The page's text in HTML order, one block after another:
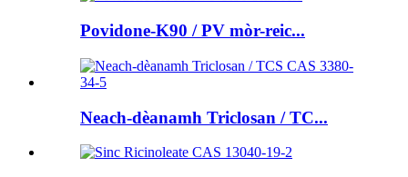
Povidone-K90 / PV mòr-reic...
Neach-dèanamh Triclosan / TC...